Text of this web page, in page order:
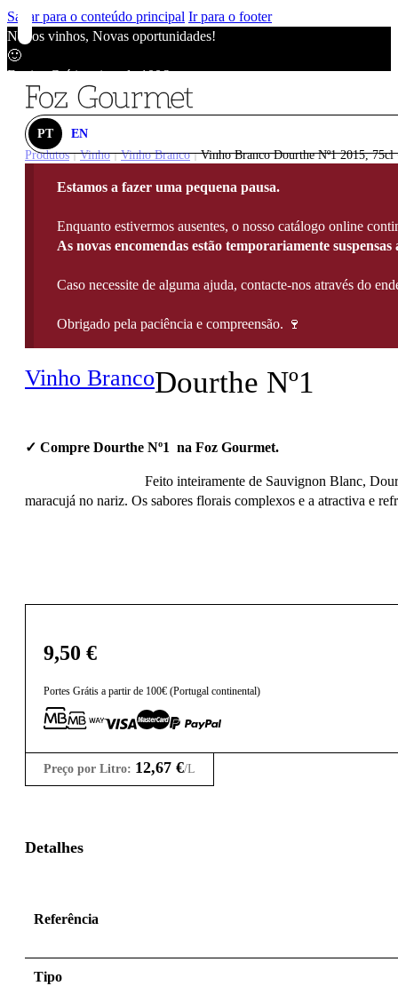
Saltar para o conteúdo principal Ir para o footer
Novos vinhos, Novas oportunidades!
🙂
Envios Grátis acima de 100€
Novos vinhos, Novas oportunidades!
Envios Grátis acima de 100€
Novos vinhos, Novas oportunidades!
Envios Grátis acima de 100€
PT
EN
Produtos | Vinho | Vinho Branco | Vinho Branco Dourthe Nº1 2015, 75cl
Estamos a fazer uma pequena pausa.
Enquanto estivermos ausentes, o nosso catálogo online
As novas encomendas estão temporariamente suspensas
Caso necessite de alguma ajuda, contacte-nos através do
Obrigado pela paciência e compreensão. 🍷
Vinho BrancoDourthe Nº1
✓ Compre Dourthe Nº1 na Foz Gourmet.
Feito inteiramente de Sauvignon Blanc,
maracujá no nariz. Os sabores florais complexos e a atractiva e
9,50 €
Portes Grátis a partir de 100€ (Portugal continental)
Preço por Litro: 12,67 €/L
Detalhes
Referência
Tipo